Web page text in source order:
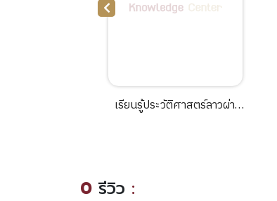
เรียนรู้ประวัติศาสตร์ลาวผ่าน
0 รีวิว :